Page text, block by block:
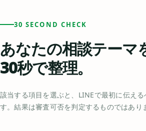
30 SECOND CHECK
あなたの相談テーマ
30秒で整理。
該当する項目を選ぶと、LINEで最初に伝える
す。結果は審査可否を判定するものではあり